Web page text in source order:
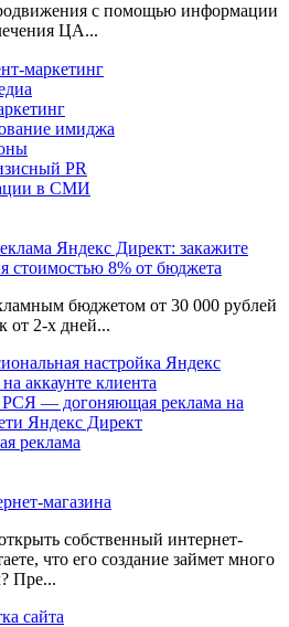
с помощью информации
ЦА...
маркетинг
имиджа
PR
в СМИ
Яндекс Директ: закажите
стоимостью 8% от бюджета
бюджетом от 30 000 рублей
от 2-х дней...
настройка Яндекс
аккаунте клиента
РСЯ — догоняющая реклама на
Яндекс Директ
реклама
магазина
собственный интернет-
что его создание займет много
Пре...
сайта